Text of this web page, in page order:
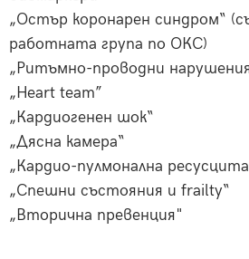
„Остър коронарен синдром“
работната група по ОКС)
„Ритъмно-проводни
„Heart team”
„Кардиогенен шок“
„Дясна камера“
„Кардио-пулмонална
„Спешни състояния и frailty“
„Вторична превенция"